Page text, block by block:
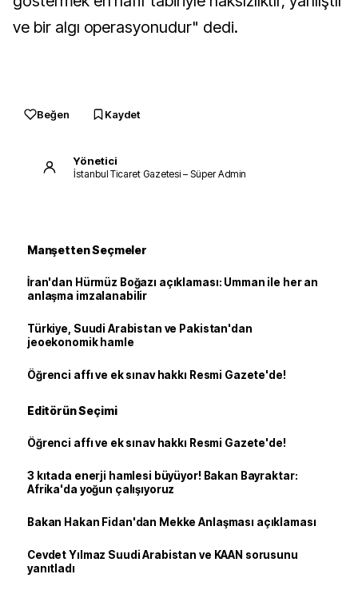
ve bir algı operasyonudur" dedi.
Beğen Kaydet
Yönetici
İstanbul Ticaret Gazetesi – Süper Admin
Manşetten Seçmeler
İran'dan Hürmüz Boğazı açıklaması: Umman ile her an
anlaşma imzalanabilir
Türkiye, Suudi Arabistan ve Pakistan'dan
jeoekonomik hamle
Öğrenci affı ve ek sınav hakkı Resmi Gazete'de!
Editörün Seçimi
Öğrenci affı ve ek sınav hakkı Resmi Gazete'de!
3 kıtada enerji hamlesi büyüyor! Bakan Bayraktar:
Afrika'da yoğun çalışıyoruz
Bakan Hakan Fidan'dan Mekke Anlaşması açıklaması
Cevdet Yılmaz Suudi Arabistan ve KAAN sorusunu
yanıtladı